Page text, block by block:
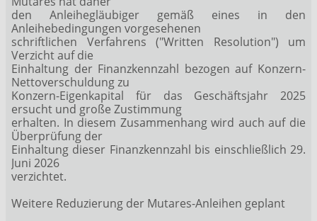
den Anleihegläubiger gemäß eines in den
Anleihebedingungen vorgesehenen
schriftlichen Verfahrens ("Written Resolution") um
Verzicht auf die
Einhaltung der Finanzkennzahl bezogen auf Konzern-
Nettoverschuldung zu
Konzern-Eigenkapital für das Geschäftsjahr 2025
ersucht und große Zustimmung
erhalten. In diesem Zusammenhang wird auch auf die
Überprüfung der
Einhaltung dieser Finanzkennzahl bis einschließlich 29.
Juni 2026
verzichtet.
Weitere Reduzierung der Mutares-Anleihen geplant